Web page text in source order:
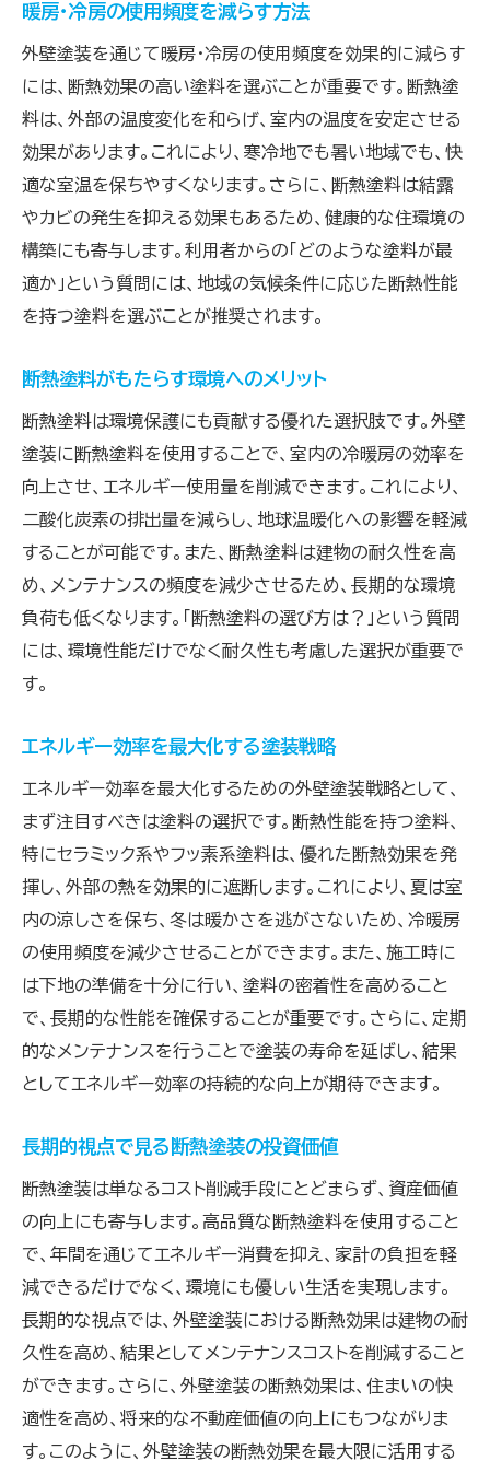
暖房・冷房の使用頻度を減らす方法
外壁塗装を通じて暖房・冷房の使用頻度を効果的に減らす
には、断熱効果の高い塗料を選ぶことが重要です。断熱塗
料は、外部の温度変化を和らげ、室内の温度を安定させる
効果があります。これにより、寒冷地でも暑い地域でも、快
適な室温を保ちやすくなります。さらに、断熱塗料は結露
やカビの発生を抑える効果もあるため、健康的な住環境の
構築にも寄与します。利用者からの「どのような塗料が最
適か」という質問には、地域の気候条件に応じた断熱性能
を持つ塗料を選ぶことが推奨されます。
断熱塗料がもたらす環境へのメリット
断熱塗料は環境保護にも貢献する優れた選択肢です。外壁
塗装に断熱塗料を使用することで、室内の冷暖房の効率を
向上させ、エネルギー使用量を削減できます。これにより、
二酸化炭素の排出量を減らし、地球温暖化への影響を軽減
することが可能です。また、断熱塗料は建物の耐久性を高
め、メンテナンスの頻度を減少させるため、長期的な環境
負荷も低くなります。「断熱塗料の選び方は？」という質問
には、環境性能だけでなく耐久性も考慮した選択が重要で
す。
エネルギー効率を最大化する塗装戦略
エネルギー効率を最大化するための外壁塗装戦略として、
まず注目すべきは塗料の選択です。断熱性能を持つ塗料、
特にセラミック系やフッ素系塗料は、優れた断熱効果を発
揮し、外部の熱を効果的に遮断します。これにより、夏は室
内の涼しさを保ち、冬は暖かさを逃がさないため、冷暖房
の使用頻度を減少させることができます。また、施工時に
は下地の準備を十分に行い、塗料の密着性を高めること
で、長期的な性能を確保することが重要です。さらに、定期
的なメンテナンスを行うことで塗装の寿命を延ばし、結果
としてエネルギー効率の持続的な向上が期待できます。
長期的視点で見る断熱塗装の投資価値
断熱塗装は単なるコスト削減手段にとどまらず、資産価値
の向上にも寄与します。高品質な断熱塗料を使用すること
で、年間を通じてエネルギー消費を抑え、家計の負担を軽
減できるだけでなく、環境にも優しい生活を実現します。
長期的な視点では、外壁塗装における断熱効果は建物の耐
久性を高め、結果としてメンテナンスコストを削減すること
ができます。さらに、外壁塗装の断熱効果は、住まいの快
適性を高め、将来的な不動産価値の向上にもつながりま
す。このように、外壁塗装の断熱効果を最大限に活用する